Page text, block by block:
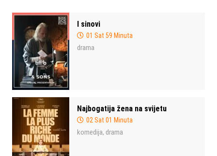
I sinovi
01 Sat 59 Minuta
drama
Najbogatija žena na svijetu
02 Sat 01 Minuta
komedija, drama